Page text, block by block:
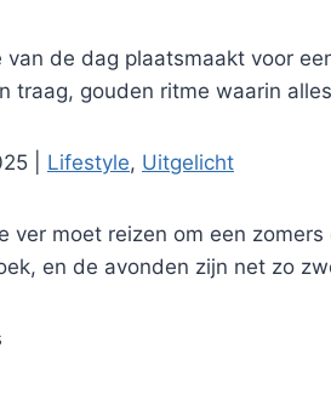
van de dag plaatsmaakt voor
traag, gouden ritme waarin
Lifestyle, Uitgelicht
ver moet reizen om een
en de avonden zijn net zo